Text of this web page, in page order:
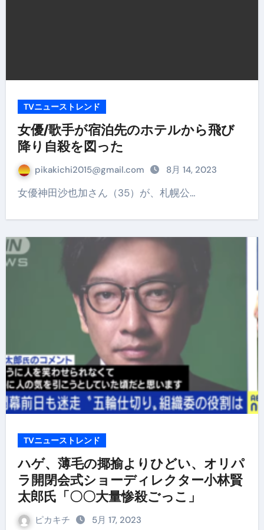
TVニューストレンド
女優/歌手が宿泊先のホテルから飛び
降り自殺を図った
pikakichi2015@gmail.com 8月 14, 2023
女優神田沙也加さん（35）が、札幌公…
TVニューストレンド
ハゲ、薄毛の揶揄よりひどい、オリパ
ラ開閉会式ショーディレクター小林賢
太郎氏「〇〇大量惨殺ごっこ」
ピカキチ 5月 17, 2023